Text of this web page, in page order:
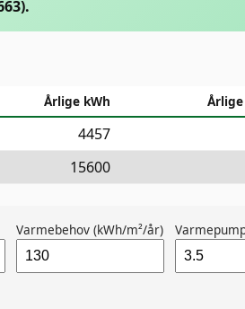
Årlige kWh
4457
15600
Varmebehov (kWh/m²/år)